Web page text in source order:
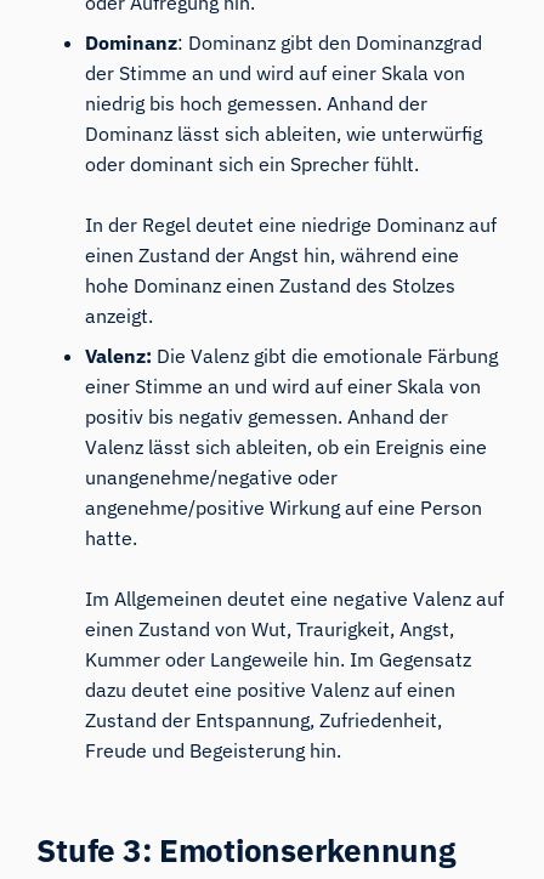
Dominanz: Dominanz gibt den Dominanzgrad
der Stimme an und wird auf einer Skala von
niedrig bis hoch gemessen. Anhand der
Dominanz lässt sich ableiten, wie unterwürfig
oder dominant sich ein Sprecher fühlt.
In der Regel deutet eine niedrige Dominanz auf
einen Zustand der Angst hin, während eine
hohe Dominanz einen Zustand des Stolzes
anzeigt.
Valenz: Die Valenz gibt die emotionale Färbung
einer Stimme an und wird auf einer Skala von
positiv bis negativ gemessen. Anhand der
Valenz lässt sich ableiten, ob ein Ereignis eine
unangenehme/negative oder
angenehme/positive Wirkung auf eine Person
hatte.
Im Allgemeinen deutet eine negative Valenz auf
einen Zustand von Wut, Traurigkeit, Angst,
Kummer oder Langeweile hin. Im Gegensatz
dazu deutet eine positive Valenz auf einen
Zustand der Entspannung, Zufriedenheit,
Freude und Begeisterung hin.
Stufe 3: Emotionserkennung